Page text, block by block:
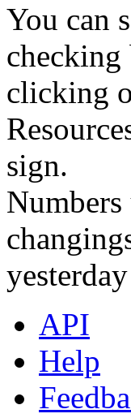
You can
checking
clicking
sign.
API
Help